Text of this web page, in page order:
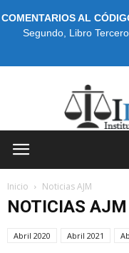
COMENTARIOS AL
Segundo, Libro
Inicio Noticias AJM
NOTICIAS AJM
Abril 2020 Abril 2021